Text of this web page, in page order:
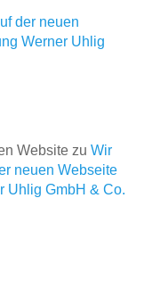
der neuen
Werner Uhlig
Website zu Wir
neuen Webseite
Uhlig GmbH & Co.